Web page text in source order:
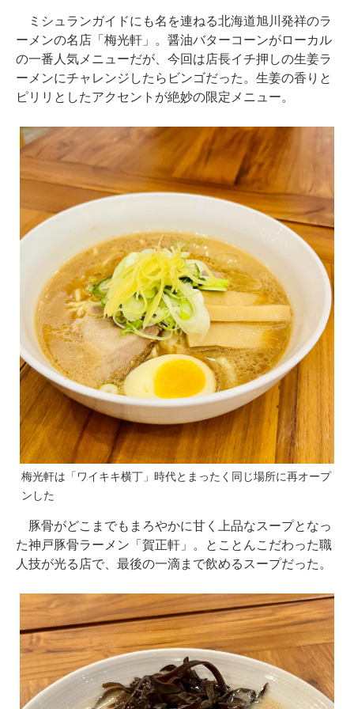
ミシュランガイドにも名を連ねる北海道旭川発祥のラ
ーメンの名店「梅光軒」。醤油バターコーンがローカル
の一番人気メニューだが、今回は店長イチ押しの生姜ラ
ーメンにチャレンジしたらビンゴだった。生姜の香りと
ピリリとしたアクセントが絶妙の限定メニュー。
梅光軒は「ワイキキ横丁」時代とまったく同じ場所に再オープ
ンした
豚骨がどこまでもまろやかに甘く上品なスープとなっ
た神戸豚骨ラーメン「賀正軒」。とことんこだわった職
人技が光る店で、最後の一滴まで飲めるスープだった。